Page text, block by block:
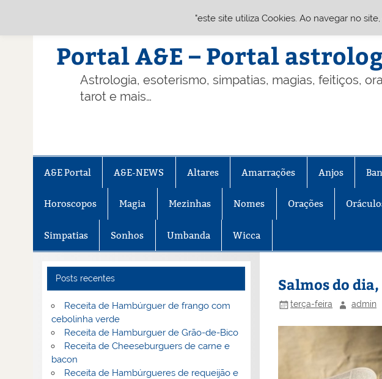
Portal A&E – Portal
Astrologia, esoterismo, simpatias, magias, feitiços,
tarot e mais…
A&E Portal A&E-NEWS Altares Amarrações Anjos
Horoscopos Magia Mezinhas Nomes Orações
Simpatias Sonhos Umbanda Wicca
Salmos do
terça-feira admin
Posts recentes
Receita de Hambúrguer de frango com
cebolinha verde
Receita de Hamburguer de Grão-de-Bico
Receita de Cheeseburguers de carne e
bacon
Receita de Hambúrgueres de requeijão e
"este site utiliza Cookies. Ao navegar no